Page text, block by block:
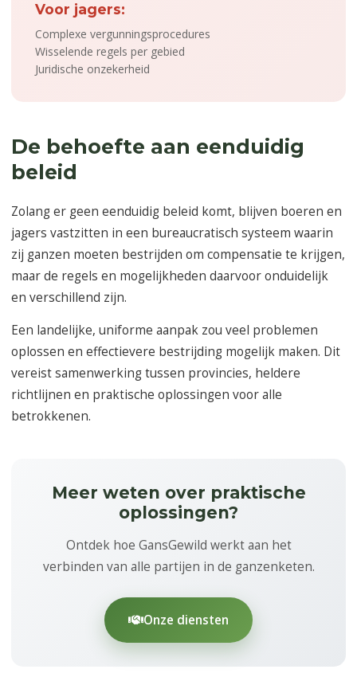
Voor jagers:
Complexe vergunningsprocedures
Wisselende regels per gebied
Juridische onzekerheid
De behoefte aan eenduidig
beleid
Zolang er geen eenduidig beleid komt, blijven boeren en
jagers vastzitten in een bureaucratisch systeem waarin
zij ganzen moeten bestrijden om compensatie te krijgen,
maar de regels en mogelijkheden daarvoor onduidelijk
en verschillend zijn.
Een landelijke, uniforme aanpak zou veel problemen
oplossen en effectievere bestrijding mogelijk maken. Dit
vereist samenwerking tussen provincies, heldere
richtlijnen en praktische oplossingen voor alle
betrokkenen.
Meer weten over praktische
oplossingen?
Ontdek hoe GansGewild werkt aan het
verbinden van alle partijen in de ganzenketen.
Onze diensten